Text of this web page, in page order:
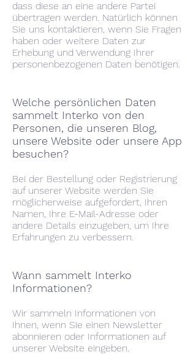
dass diese an eine andere Partei
übertragen werden. Natürlich können
Sie uns kontaktieren, wenn Sie Fragen
haben oder weitere Daten zur
Erhebung und Verwendung Ihrer
personenbezogenen Daten benötigen.
Welche persönlichen Daten
sammelt Interko von den
Personen, die unseren Blog,
unsere Website oder unsere App
besuchen?
Bei der Bestellung oder Registrierung
auf unserer Website werden Sie
möglicherweise aufgefordert, Ihren
Namen, Ihre E-Mail-Adresse oder
andere Details einzugeben, um Ihre
Erfahrungen zu verbessern.
Wann sammelt Interko
Informationen?
Wir sammeln Informationen von
Ihnen, wenn Sie einen Newsletter
abonnieren oder Informationen auf
unserer Website eingeben.